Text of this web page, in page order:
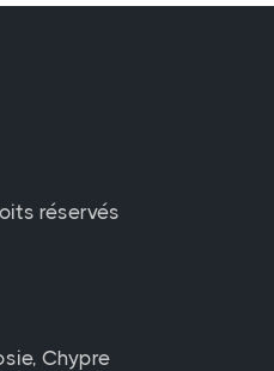
réservés
Chypre